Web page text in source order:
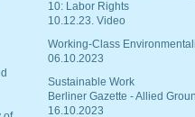
10: Labor Rights
10.12.23. Video
Working-Class
06.10.2023
Sustainable Work
Berliner Gazette - Allied
16.10.2023